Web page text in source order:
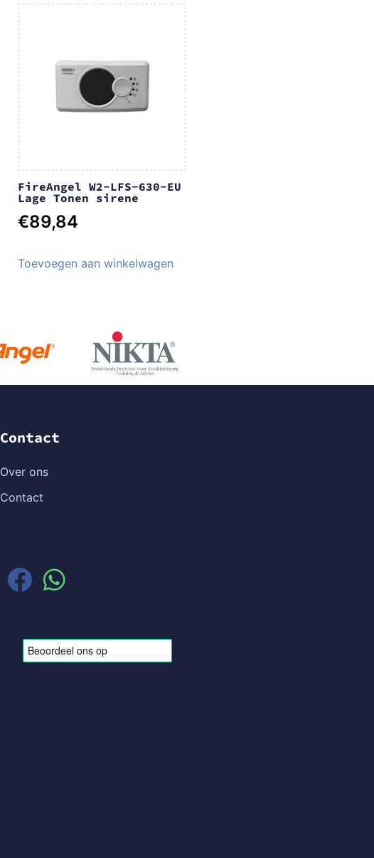
FireAngel W2-LFS-630-EU
Lage Tonen sirene
€89,84
Toevoegen aan winkelwagen
Contact
Over ons
Contact